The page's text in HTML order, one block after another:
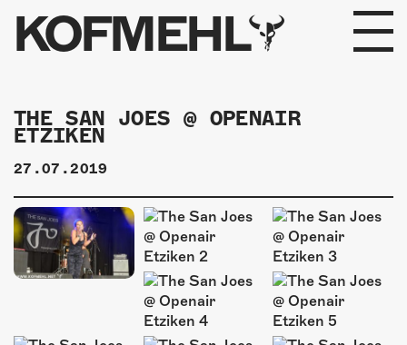
KOFMEHL
PROGRAMM
FABRIKGEFLÜSTER
GALERIE
FOTOGALERIE
PHOTOMAT
THE SAN JOES @ OPENAIR
ETZIKEN
27.07.2019